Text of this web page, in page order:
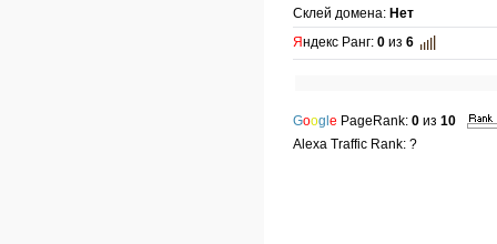
Склей домена: Нет
Яндекс Ранг: 0 из 6
Google PageRank: 0 из 10
Alexa Traffic Rank: ?